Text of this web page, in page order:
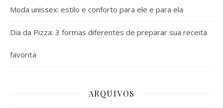
Moda unissex: estilo e conforto para ele e para ela
Dia da Pizza: 3 formas diferentes de preparar sua receita
favorita
ARQUIVOS